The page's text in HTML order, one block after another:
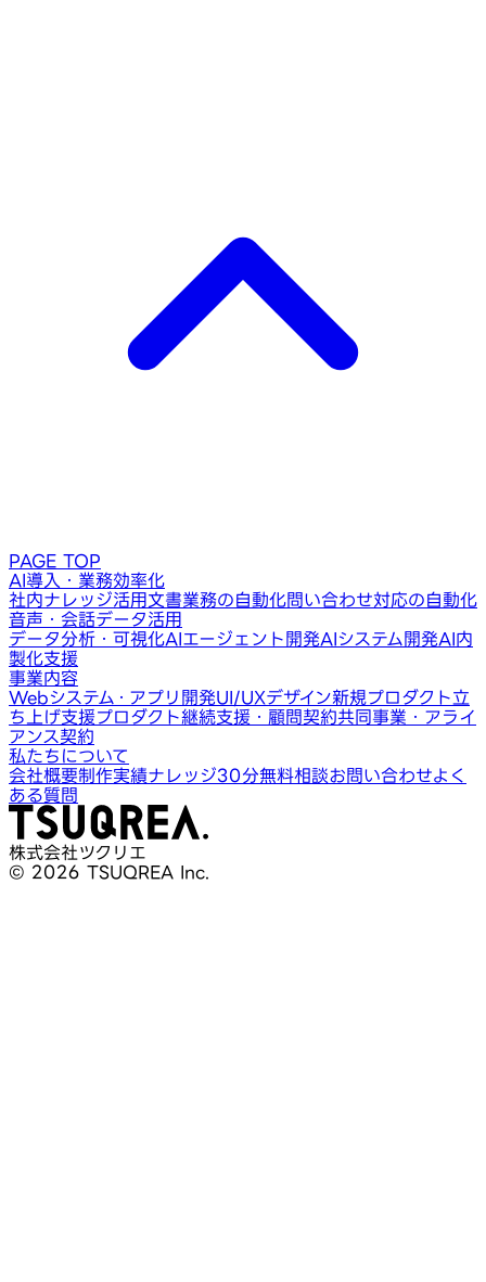
PAGE TOP
AI導入・業務効率化
社内ナレッジ活用文書業務の自動化問い合わせ対応の自動化
音声・会話データ活用
データ分析・可視化AIエージェント開発AIシステム開発AI内
製化支援
事業内容
Webシステム・アプリ開発UI/UXデザイン新規プロダクト立
ち上げ支援プロダクト継続支援・顧問契約共同事業・アライ
アンス契約
私たちについて
会社概要制作実績ナレッジ30分無料相談お問い合わせよく
ある質問
株式会社ツクリエ
© 2026 TSUQREA Inc.